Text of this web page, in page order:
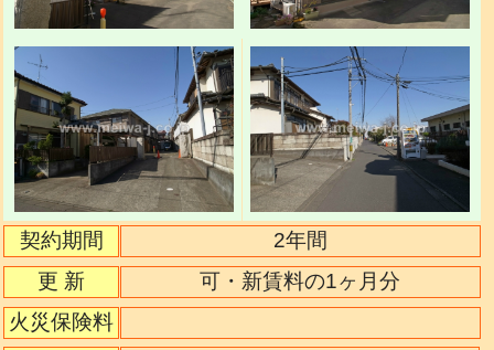
契約期間
2年間
更 新
可・新賃料の1ヶ月分
火災保険料